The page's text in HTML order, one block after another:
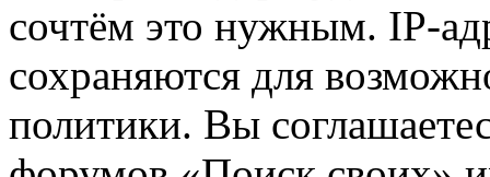
сочтём это нужным. IP-
сохраняются для
политики. Вы